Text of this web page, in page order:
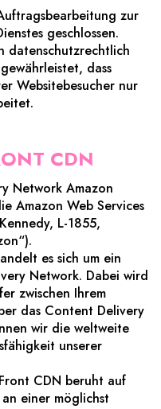
zur
geschlossen.
datenschutzrechtlich
dass
Websitebesucher nur
CDN
Network Amazon
Amazon Web Services
L-1855,
es sich um ein
Network. Dabei wird
zwischen Ihrem
das Content Delivery
wir die weltweite
unserer
CDN beruht auf
einer möglichst